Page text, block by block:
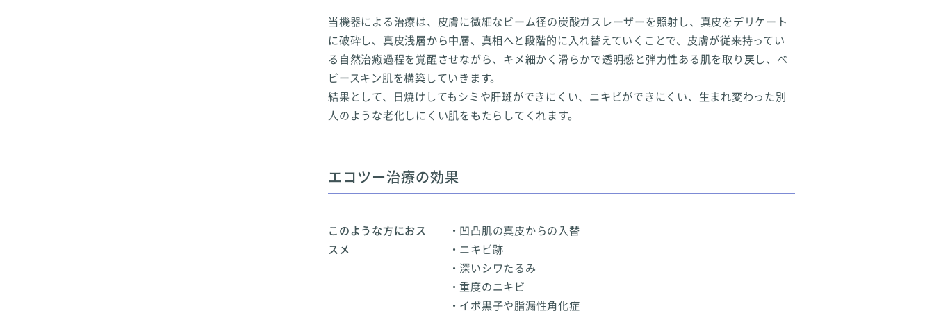
当機器による治療は、皮膚に微細なビーム径の炭酸ガスレーザーを照射し、真皮をデリケート
に破砕し、真皮浅層から中層、真相へと段階的に入れ替えていくことで、皮膚が従来持ってい
る自然治癒過程を覚醒させながら、キメ細かく滑らかで透明感と弾力性ある肌を取り戻し、ベ
ビースキン肌を構築していきます。
結果として、日焼けしてもシミや肝斑ができにくい、ニキビができにくい、生まれ変わった別
人のような老化しにくい肌をもたらしてくれます。
エコツー治療の効果
このような方におス
スメ
・凹凸肌の真皮からの入替
・ニキビ跡
・深いシワたるみ
・重度のニキビ
・イボ黒子や脂漏性角化症